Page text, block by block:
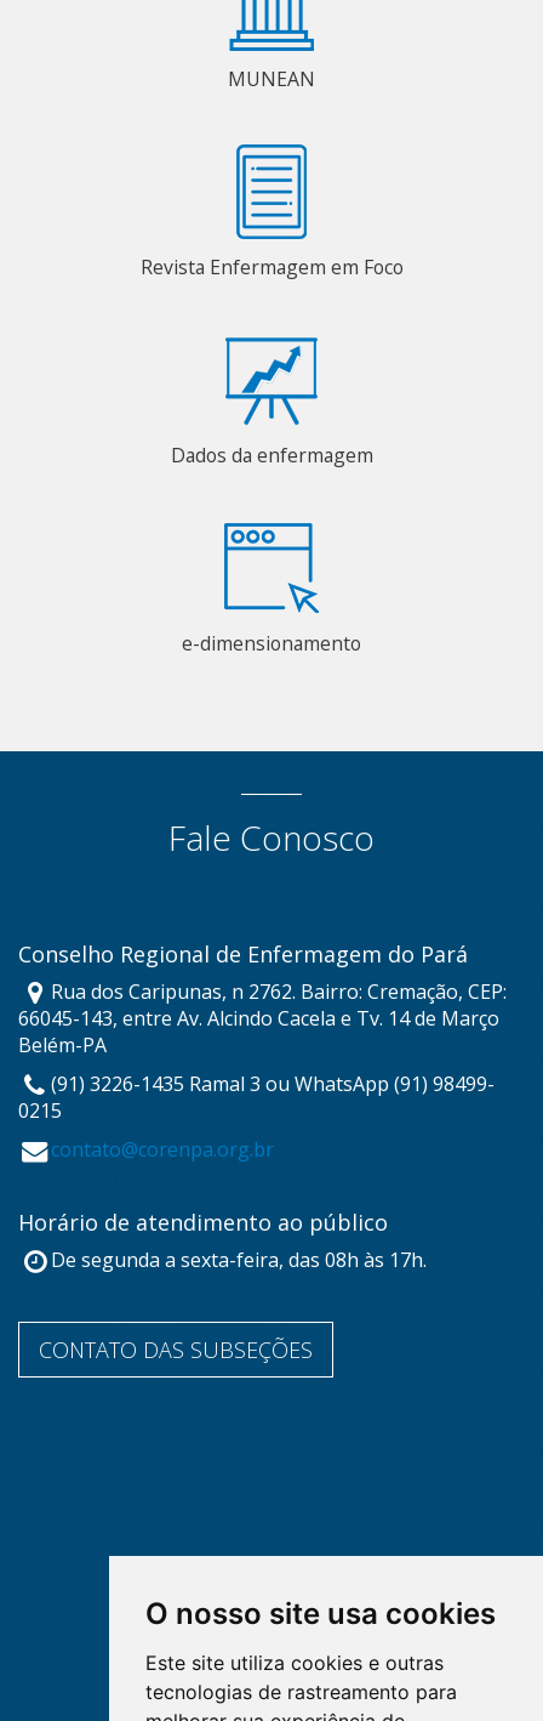
O nosso site usa cookies
Este site utiliza cookies e outras
tecnologias de rastreamento para
MUNEAN
Revista Enfermagem em Foco
Dados da enfermagem
e-dimensionamento
Fale Conosco
Conselho Regional de Enfermagem do Pará
Rua dos Caripunas, n 2762. Bairro: Cremação, CEP:
66045-143, entre Av. Alcindo Cacela e Tv. 14 de Março
Belém-PA
(91) 3226-1435 Ramal 3 ou WhatsApp (91) 98499-
0215
contato@corenpa.org.br
Horário de atendimento ao público
De segunda a sexta-feira, das 08h às 17h.
CONTATO DAS SUBSEÇÕES